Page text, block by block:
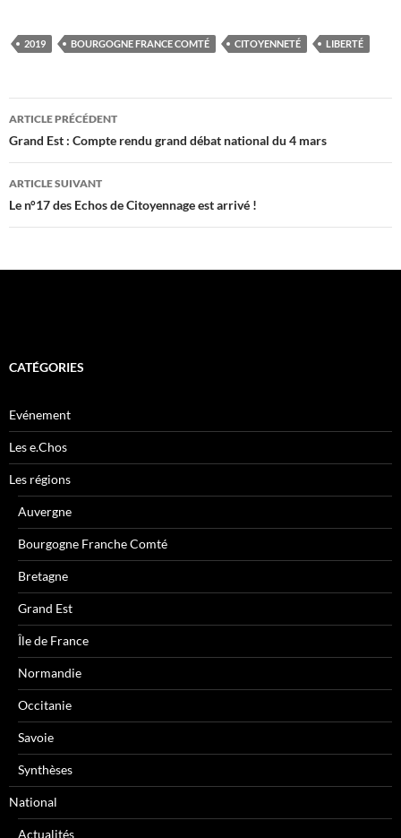
2019 BOURGOGNE FRANCE COMTÉ CITOYENNETÉ LIBERTÉ
Navigation
des
articles
ARTICLE PRÉCÉDENT
Grand Est : Compte rendu grand débat national du 4 mars
ARTICLE SUIVANT
Le n°17 des Echos de Citoyennage est arrivé !
CATÉGORIES
Evénement
Les e.Chos
Les régions
Auvergne
Bourgogne Franche Comté
Bretagne
Grand Est
Île de France
Normandie
Occitanie
Savoie
Synthèses
National
Actualités